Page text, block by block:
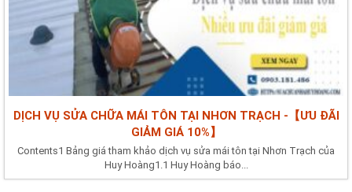
DỊCH VỤ SỬA CHỮA MÁI TÔN TẠI NHƠN TRẠCH -【ƯU ĐÃI
GIẢM GIÁ 10%】
Contents1 Bảng giá tham khảo dịch vụ sửa mái tôn tại Nhơn Trạch của
Huy Hoàng1.1 Huy Hoàng báo...